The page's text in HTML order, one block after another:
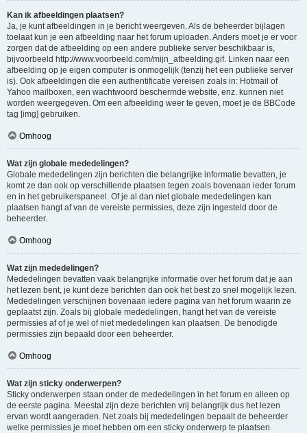
Kan ik afbeeldingen plaatsen?
Ja, je kunt afbeeldingen in je bericht weergeven. Als de beheerder bijlagen
toelaat kun je een afbeelding naar het forum uploaden. Anders moet je er voor
zorgen dat de afbeelding op een andere publieke server beschikbaar is,
bijvoorbeeld http://www.voorbeeld.com/mijn_afbeelding.gif. Linken naar een
afbeelding op je eigen computer is onmogelijk (tenzij het een publieke server
is). Ook afbeeldingen die een authentificatie vereisen zoals in: Hotmail of
Yahoo mailboxen, een wachtwoord beschermde website, enz. kunnen niet
worden weergegeven. Om een afbeelding weer te geven, moet je de BBCode
tag [img] gebruiken.
Omhoog
Wat zijn globale mededelingen?
Globale mededelingen zijn berichten die belangrijke informatie bevatten, je
komt ze dan ook op verschillende plaatsen tegen zoals bovenaan ieder forum
en in het gebruikerspaneel. Of je al dan niet globale mededelingen kan
plaatsen hangt af van de vereiste permissies, deze zijn ingesteld door de
beheerder.
Omhoog
Wat zijn mededelingen?
Mededelingen bevatten vaak belangrijke informatie over het forum dat je aan
het lezen bent, je kunt deze berichten dan ook het best zo snel mogelijk lezen.
Mededelingen verschijnen bovenaan iedere pagina van het forum waarin ze
geplaatst zijn. Zoals bij globale mededelingen, hangt het van de vereiste
permissies af of je wel of niet mededelingen kan plaatsen. De benodigde
permissies zijn bepaald door een beheerder.
Omhoog
Wat zijn sticky onderwerpen?
Sticky onderwerpen staan onder de mededelingen in het forum en alleen op
de eerste pagina. Meestal zijn deze berichten vrij belangrijk dus het lezen
ervan wordt aangeraden. Net zoals bij mededelingen bepaalt de beheerder
welke permissies je moet hebben om een sticky onderwerp te plaatsen.